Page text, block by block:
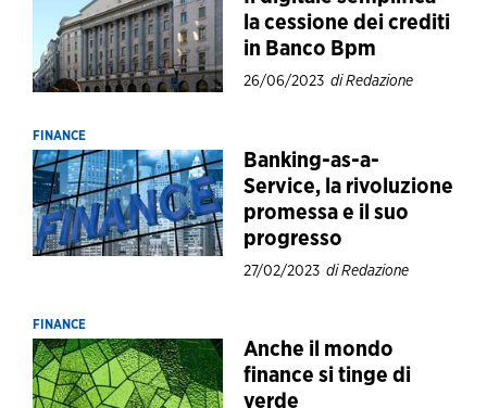
la cessione dei crediti
in Banco Bpm
26/06/2023 di Redazione
FINANCE
Banking-as-a-
Service, la rivoluzione
promessa e il suo
progresso
27/02/2023 di Redazione
FINANCE
Anche il mondo
finance si tinge di
verde